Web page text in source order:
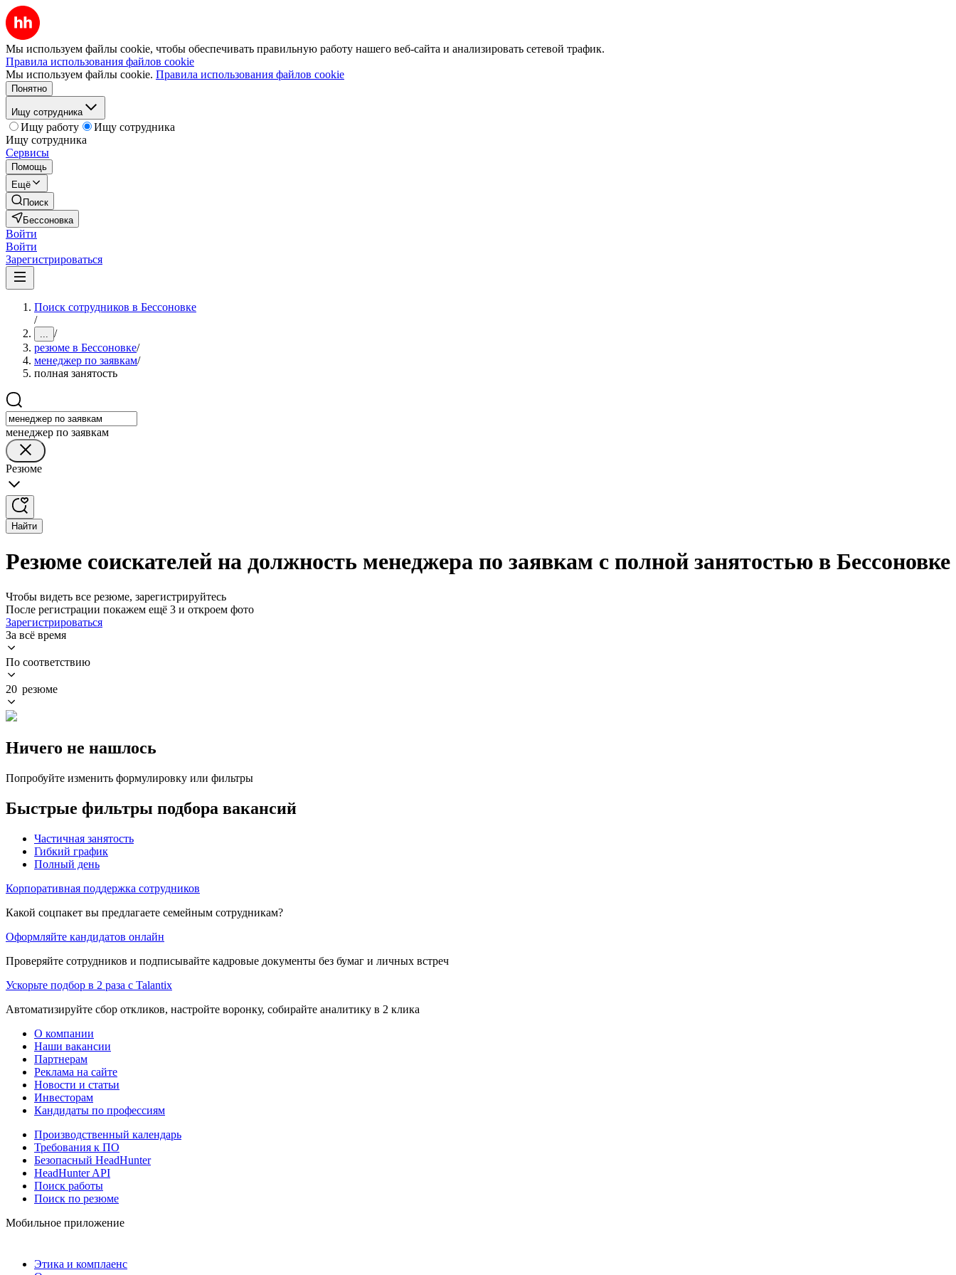
Мы используем файлы cookie, чтобы обеспечивать правильную работу нашего веб-сайта и анализировать сетевой трафик.
Правила использования файлов cookie
Мы используем файлы cookie. Правила использования файлов cookie
Понятно
Ищу сотрудника
Ищу работу
Ищу сотрудника
Ищу сотрудника
Сервисы
Помощь
Ещё
Поиск
Бессоновка
Войти
Войти
Зарегистрироваться
Поиск сотрудников в Бессоновке
/
... /
резюме в Бессоновке/
менеджер по заявкам/
полная занятость
менеджер по заявкам
Резюме
Найти
Резюме соискателей на должность менеджера по заявкам с полной занятостью в Бессоновке
Чтобы видеть все резюме, зарегистрируйтесь
После регистрации покажем ещё 3 и откроем фото
Зарегистрироваться
За всё время
По соответствию
20 резюме
Ничего не нашлось
Попробуйте изменить формулировку или фильтры
Быстрые фильтры подбора вакансий
Частичная занятость
Гибкий график
Полный день
Корпоративная поддержка сотрудников
Какой соцпакет вы предлагаете семейным сотрудникам?
Оформляйте кандидатов онлайн
Проверяйте сотрудников и подписывайте кадровые документы без бумаг и личных встреч
Ускорьте подбор в 2 раза с Talantix
Автоматизируйте сбор откликов, настройте воронку, собирайте аналитику в 2 клика
О компании
Наши вакансии
Партнерам
Реклама на сайте
Новости и статьи
Инвесторам
Кандидаты по профессиям
Производственный календарь
Требования к ПО
Безопасный HeadHunter
HeadHunter API
Поиск работы
Поиск по резюме
Мобильное приложение
Этика и комплаенс